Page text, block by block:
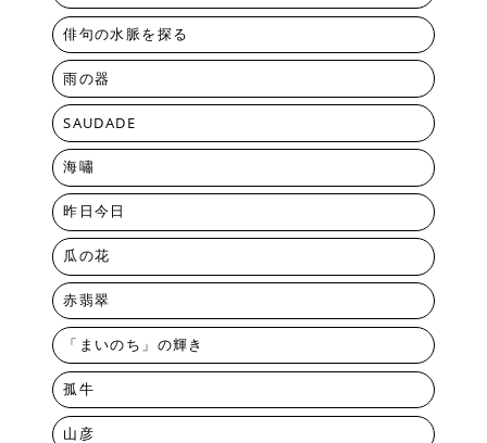
俳句の水脈を探る
雨の器
SAUDADE
海嘯
昨日今日
瓜の花
赤翡翠
「まいのち」の輝き
孤牛
山彦